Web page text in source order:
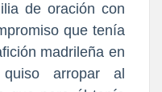
de oración con
que tenía
madrileña en
arropar al